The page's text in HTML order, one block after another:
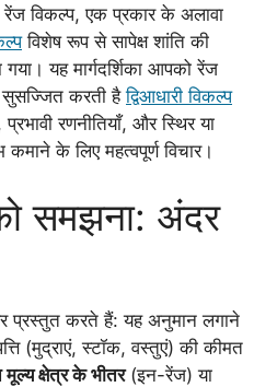
रेंज विकल्प, एक प्रकार के अलावा
विशेष रूप से सापेक्ष शांति की
यह मार्गदर्शिका आपको रेंज
सुसज्जित करती हैद्विआधारी विकल्प
रणनीतियाँ, और स्थिर या
कमाने के लिए महत्वपूर्ण विचार।
समझना: अंदर
प्रस्तुत करते हैं: यह अनुमान लगाने
(मुद्राएं, स्टॉक, वस्तुएं) की कीमत
मूल्य क्षेत्र के भीतर(इन-रेंज) या